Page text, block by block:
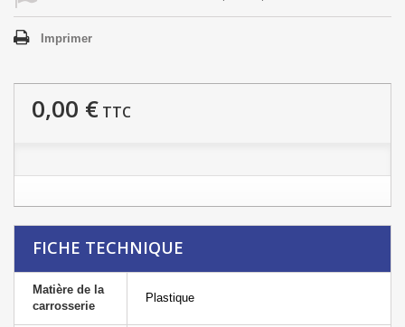
Imprimer
0,00 € TTC
FICHE TECHNIQUE
Matière de la
carrosserie
Plastique